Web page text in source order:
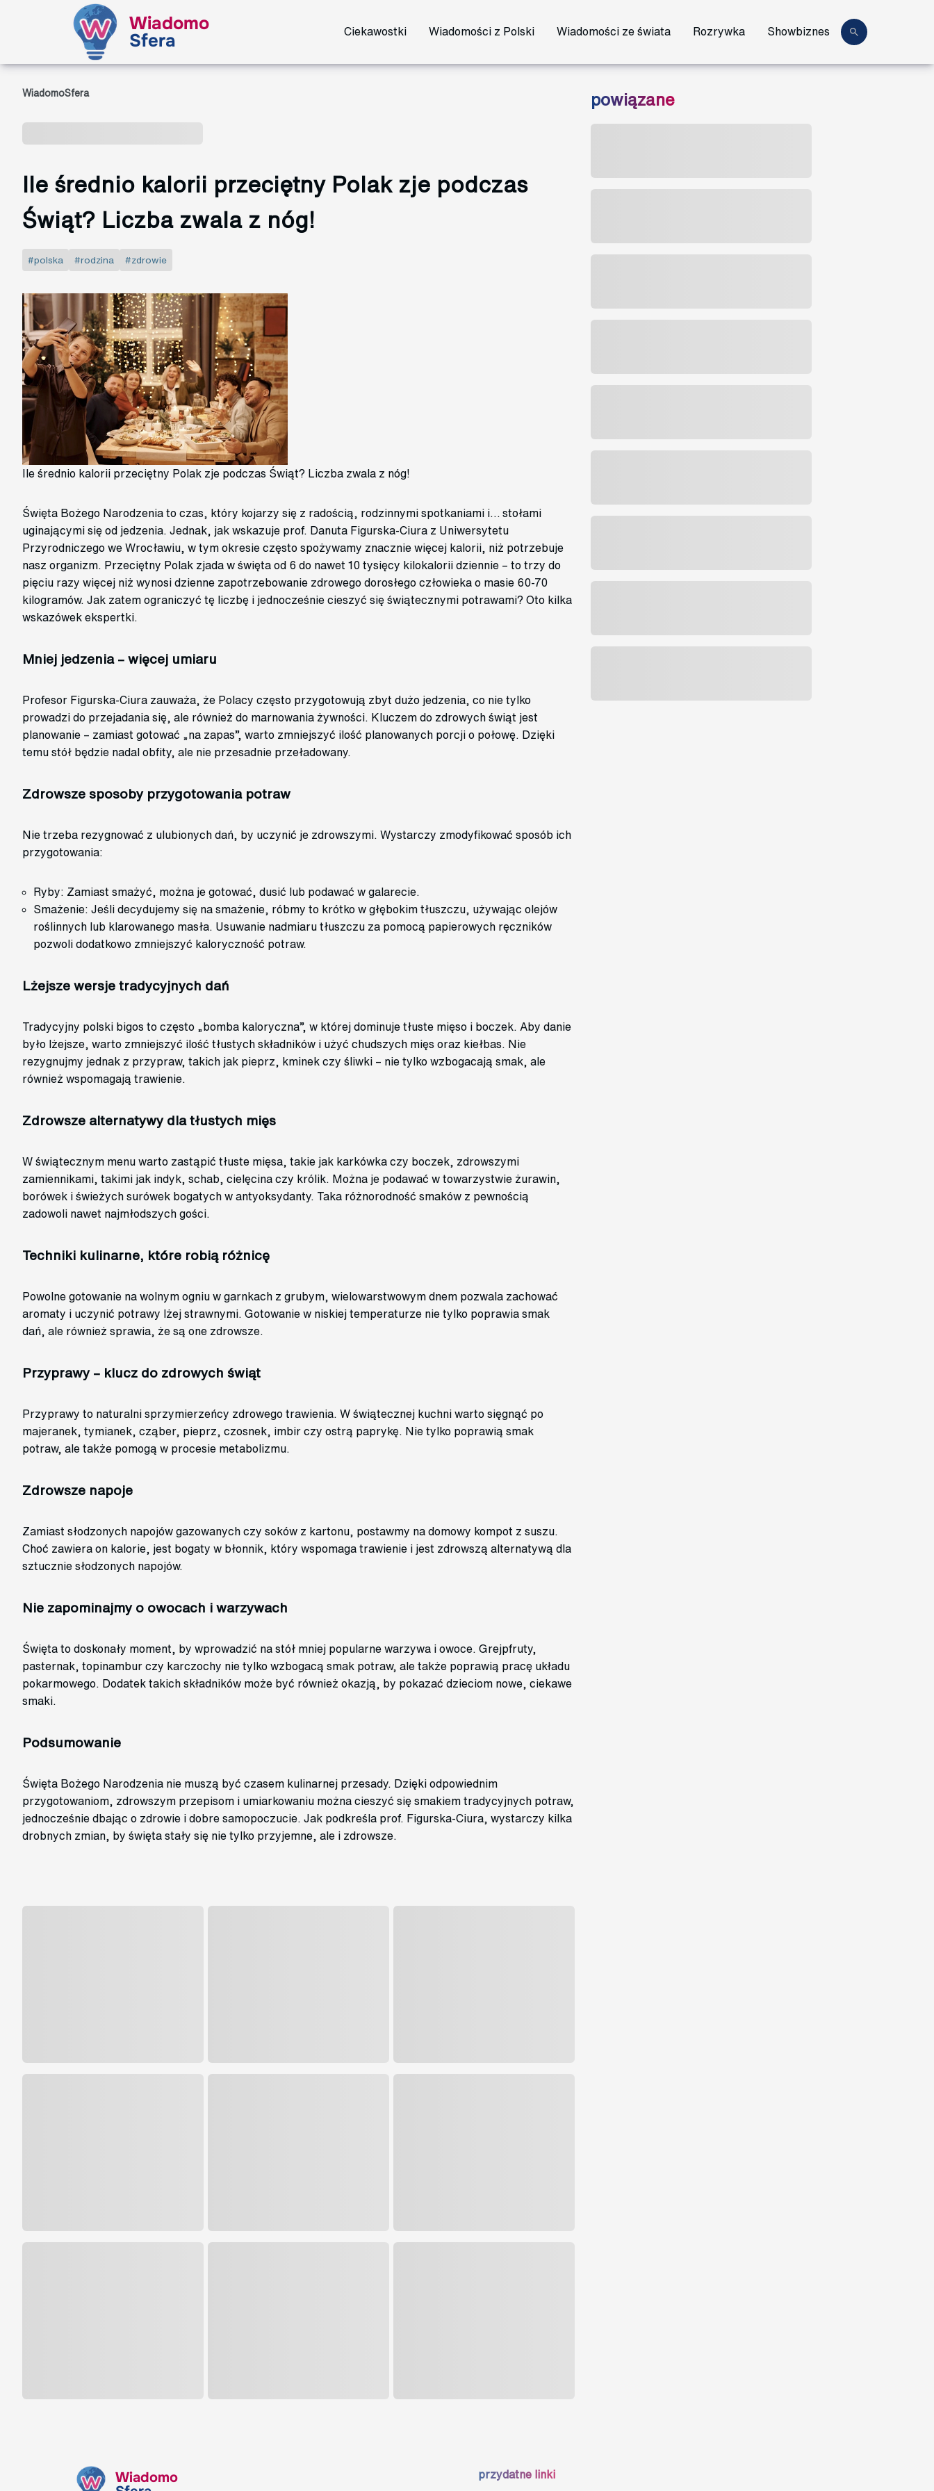
Wiadomo
Sfera Ciekawostki Wiadomości z Polski Wiadomości ze świata Rozrywka Showbiznes
WiadomoSfera
Ile średnio kalorii przeciętny Polak zje podczas
Świąt? Liczba zwala z nóg!
#polska #rodzina #zdrowie
Ile średnio kalorii przeciętny Polak zje podczas Świąt? Liczba zwala z nóg!
Święta Bożego Narodzenia to czas, który kojarzy się z radością, rodzinnymi spotkaniami i… stołami
uginającymi się od jedzenia. Jednak, jak wskazuje prof. Danuta Figurska-Ciura z Uniwersytetu
Przyrodniczego we Wrocławiu, w tym okresie często spożywamy znacznie więcej kalorii, niż potrzebuje
nasz organizm. Przeciętny Polak zjada w święta od 6 do nawet 10 tysięcy kilokalorii dziennie – to trzy do
pięciu razy więcej niż wynosi dzienne zapotrzebowanie zdrowego dorosłego człowieka o masie 60-70
kilogramów. Jak zatem ograniczyć tę liczbę i jednocześnie cieszyć się świątecznymi potrawami? Oto kilka
wskazówek ekspertki.
Mniej jedzenia – więcej umiaru
Profesor Figurska-Ciura zauważa, że Polacy często przygotowują zbyt dużo jedzenia, co nie tylko
prowadzi do przejadania się, ale również do marnowania żywności. Kluczem do zdrowych świąt jest
planowanie – zamiast gotować „na zapas”, warto zmniejszyć ilość planowanych porcji o połowę. Dzięki
temu stół będzie nadal obfity, ale nie przesadnie przeładowany.
Zdrowsze sposoby przygotowania potraw
Nie trzeba rezygnować z ulubionych dań, by uczynić je zdrowszymi. Wystarczy zmodyfikować sposób ich
przygotowania:
Ryby: Zamiast smażyć, można je gotować, dusić lub podawać w galarecie.
Smażenie: Jeśli decydujemy się na smażenie, róbmy to krótko w głębokim tłuszczu, używając olejów
roślinnych lub klarowanego masła. Usuwanie nadmiaru tłuszczu za pomocą papierowych ręczników
pozwoli dodatkowo zmniejszyć kaloryczność potraw.
Lżejsze wersje tradycyjnych dań
Tradycyjny polski bigos to często „bomba kaloryczna”, w której dominuje tłuste mięso i boczek. Aby danie
było lżejsze, warto zmniejszyć ilość tłustych składników i użyć chudszych mięs oraz kiełbas. Nie
rezygnujmy jednak z przypraw, takich jak pieprz, kminek czy śliwki – nie tylko wzbogacają smak, ale
również wspomagają trawienie.
Zdrowsze alternatywy dla tłustych mięs
W świątecznym menu warto zastąpić tłuste mięsa, takie jak karkówka czy boczek, zdrowszymi
zamiennikami, takimi jak indyk, schab, cielęcina czy królik. Można je podawać w towarzystwie żurawin,
borówek i świeżych surówek bogatych w antyoksydanty. Taka różnorodność smaków z pewnością
zadowoli nawet najmłodszych gości.
Techniki kulinarne, które robią różnicę
Powolne gotowanie na wolnym ogniu w garnkach z grubym, wielowarstwowym dnem pozwala zachować
aromaty i uczynić potrawy lżej strawnymi. Gotowanie w niskiej temperaturze nie tylko poprawia smak
dań, ale również sprawia, że są one zdrowsze.
Przyprawy – klucz do zdrowych świąt
Przyprawy to naturalni sprzymierzeńcy zdrowego trawienia. W świątecznej kuchni warto sięgnąć po
majeranek, tymianek, cząber, pieprz, czosnek, imbir czy ostrą paprykę. Nie tylko poprawią smak
potraw, ale także pomogą w procesie metabolizmu.
Zdrowsze napoje
Zamiast słodzonych napojów gazowanych czy soków z kartonu, postawmy na domowy kompot z suszu.
Choć zawiera on kalorie, jest bogaty w błonnik, który wspomaga trawienie i jest zdrowszą alternatywą dla
sztucznie słodzonych napojów.
Nie zapominajmy o owocach i warzywach
Święta to doskonały moment, by wprowadzić na stół mniej popularne warzywa i owoce. Grejpfruty,
pasternak, topinambur czy karczochy nie tylko wzbogacą smak potraw, ale także poprawią pracę układu
pokarmowego. Dodatek takich składników może być również okazją, by pokazać dzieciom nowe, ciekawe
smaki.
Podsumowanie
Święta Bożego Narodzenia nie muszą być czasem kulinarnej przesady. Dzięki odpowiednim
przygotowaniom, zdrowszym przepisom i umiarkowaniu można cieszyć się smakiem tradycyjnych potraw,
jednocześnie dbając o zdrowie i dobre samopoczucie. Jak podkreśla prof. Figurska-Ciura, wystarczy kilka
drobnych zmian, by święta stały się nie tylko przyjemne, ale i zdrowsze.
powiązane
Wiadomo
przydatne linki